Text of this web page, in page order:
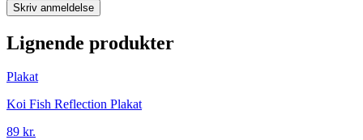
Skriv anmeldelse
Lignende produkter
Plakat
Koi Fish Reflection Plakat
89 kr.